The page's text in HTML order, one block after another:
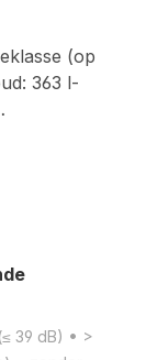
(op
363 l-
39 dB) • >